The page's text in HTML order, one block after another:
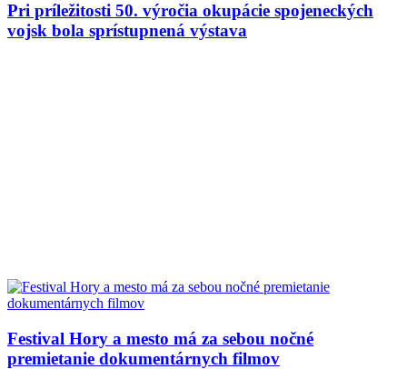
Pri príležitosti 50. výročia okupácie spojeneckých
vojsk bola sprístupnená výstava
Festival Hory a mesto má za sebou nočné
premietanie dokumentárnych filmov